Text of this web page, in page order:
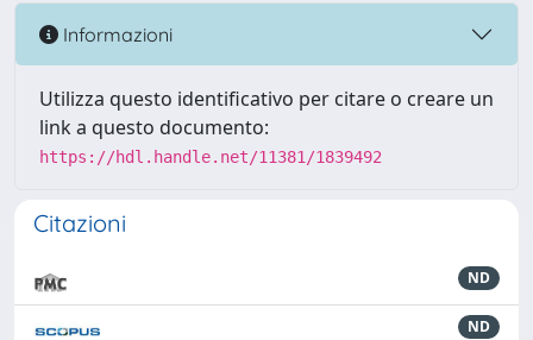
Informazioni
Utilizza questo identificativo per citare o creare un
link a questo documento:
https://hdl.handle.net/11381/1839492
Citazioni
ND
ND